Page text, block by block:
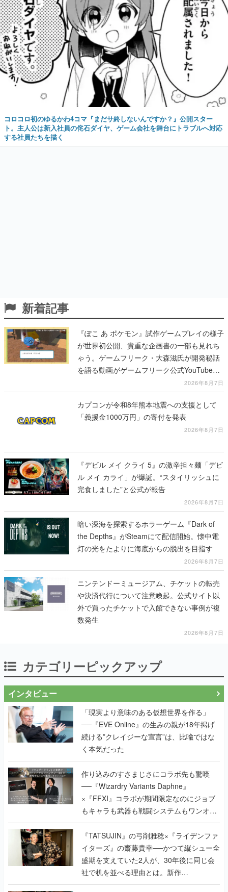
コロコロ初のゆるかわ4コマ『まだサ終しないんですか？』公開スター
ト。主人公は新入社員の侘石ダイヤ、ゲーム会社を舞台にトラブルへ対応
する社員たちを描く
新着記事
『ぽこ あ ポケモン』試作ゲームプレイの様子
が世界初公開、貴重な企画書の一部も見れち
ゃう。ゲームフリーク・大森滋氏が開発秘話
を語る動画がゲームフリーク公式YouTubeで
2026年8月7日
カプコンが令和8年熊本地震への支援として
「義援金1000万円」の寄付を発表
2026年8月7日
『デビル メイ クライ 5』の激辛担々麺「デビ
ル メイ カライ」が爆誕。“スタイリッシュに
完食しました”と公式が報告
2026年8月7日
暗い深海を探索するホラーゲーム『Dark of
the Depths』がSteamにて配信開始。懐中電
灯の光をたよりに海底からの脱出を目指す
2026年8月7日
ニンテンドーミュージアム、チケットの転売
や決済代行について注意喚起。公式サイト以
外で買ったチケットで入館できない事例が複
数発生
2026年8月7日
カテゴリーピックアップ
インタビュー
「現実より意味のある仮想世界を作る」
──『EVE Online』の生みの親が18年掲げ
続ける”クレイジーな宣言”は、比喩ではな
く本気だった
作り込みのすさまじさにコラボ先も驚嘆
──『Wizardry Variants Daphne』
×『FFXI』コラボが期間限定なのにジョブ
もキャラも武器も戦闘システムもワンオフ
で作り込まれた理由を両ディレクターに聞
く
『TATSUJIN』の弓削雅稔×『ライデンファ
イターズ』の齋藤貴幸──かつて縦シュー全
盛期を支えていた2人が、30年後に同じ会
社で机を並べる理由とは。新作
『TATSUJIN EXTREME』で初タッグを組